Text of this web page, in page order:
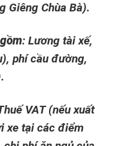
Giêng Chùa Bà).
: Lương tài xế,
phí cầu đường,
VAT (nếu xuất
xe tại các điểm